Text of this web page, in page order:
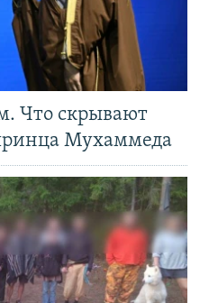
Что скрывают
Мухаммеда